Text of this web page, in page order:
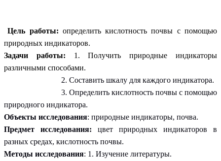
Цель работы: определить кислотность почвы с помощью
природных индикаторов.
Задачи работы: 1. Получить природные индикаторы
различными способами.
2. Составить шкалу для каждого индикатора.
3. Определить кислотность почвы с помощью
природного индикатора.
Объекты исследования: природные индикаторы, почва.
Предмет исследования: цвет природных индикаторов в
разных средах, кислотность почвы.
Методы исследования: 1. Изучение литературы.